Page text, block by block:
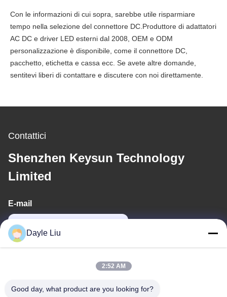
Con le informazioni di cui sopra, sarebbe utile risparmiare
tempo nella selezione del connettore DC.Produttore di adattatori
AC DC e driver LED esterni dal 2008, OEM e ODM
personalizzazione è disponibile, come il connettore DC,
pacchetto, etichetta e cassa ecc. Se avete altre domande,
sentitevi liberi di contattare e discutere con noi direttamente.
Contattici
Shenzhen Keysun Technology
Limited
E-mail
Dayle Liu
2:52 AM
Good day, what product are you looking for?